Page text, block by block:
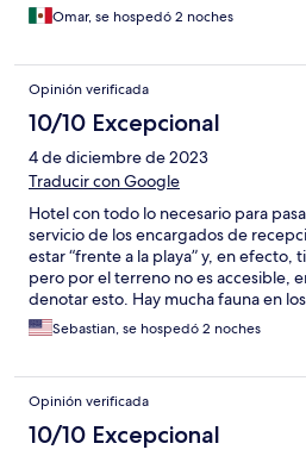
Omar, se hospedó 2 noches
Opinión verificada
10/10 Excepcional
4 de diciembre de 2023
Traducir con Google
Hotel con todo lo necesario para
servicio de los encargados de
estar “frente a la playa” y, en efecto,
pero por el terreno no es accesible,
denotar esto. Hay mucha fauna en
podrán observar diversos animales
Sebastian, se hospedó 2 noches
Opinión verificada
10/10 Excepcional